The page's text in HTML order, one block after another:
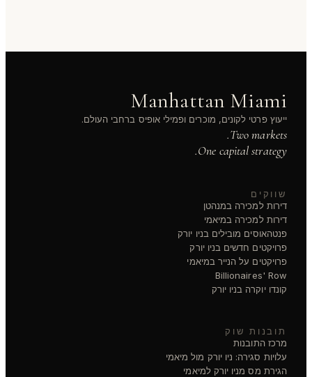
Manhattan Miami
ייעוץ פרטי לקונים, מוכרים ופמילי אופיס ברחבי העולם.
Two markets.
One capital strategy.
שווקים
דירות למכירה במנהטן
דירות למכירה במיאמי
פנטהאוסים מובילים בניו יורק
פרויקטים חדשים בניו יורק
פרויקטים על הנייר במיאמי
Billionaires' Row
קונדו יוקרה בניו יורק
תובנות שוק
מרכז התובנות
עלויות סגירה: ניו יורק מול מיאמי
הגירת מס מניו יורק למיאמי